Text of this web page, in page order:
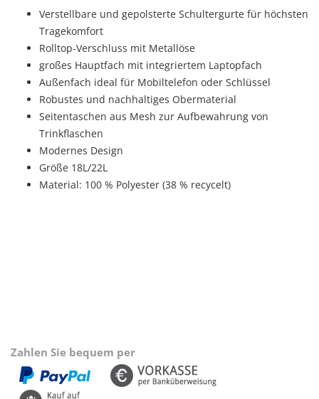
Verstellbare und gepolsterte Schultergurte für höchsten
Tragekomfort
Rolltop-Verschluss mit Metallöse
großes Hauptfach mit integriertem Laptopfach
Außenfach ideal für Mobiltelefon oder Schlüssel
Robustes und nachhaltiges Obermaterial
Seitentaschen aus Mesh zur Aufbewahrung von
Trinkflaschen
Modernes Design
Größe 18L/22L
Material: 100 % Polyester (38 % recycelt)
Zahlen Sie bequem per